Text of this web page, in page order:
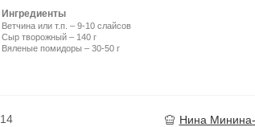
Ингредиенты
Ветчина или т.п. – 9-10 слайсов
Сыр творожный – 140 г
Вяленые помидоры – 30-50 г
14 Нина